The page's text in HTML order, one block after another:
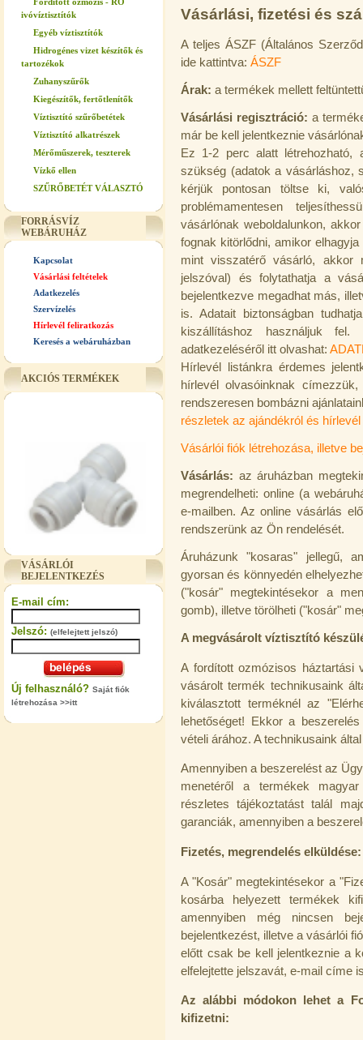
ivóvíztisztítók
Egyéb víztisztítók
Hidrogénes vizet készítők és
tartozékok
Zuhanyszűrők
Kiegészítők, fertőtlenítők
Víztisztító szűrőbetétek
Víztisztító alkatrészek
Mérőműszerek, teszterek
Vízkő ellen
SZŰRŐBETÉT VÁLASZTÓ
FORRÁSVÍZ
WEBÁRUHÁZ
Kapcsolat
Vásárlási feltételek
Adatkezelés
Szervízelés
Hírlevél feliratkozás
Keresés a webáruházban
AKCIÓS TERMÉKEK
Quick
360,-Ft
---------
VÁSÁRLÓI
BEJELENTKEZÉS
E-mail cím:
Jelszó: (elfelejtett jelszó)
Új felhasználó? Saját fiók
létrehozása >>itt
Vásárlási, fizetési és
A teljes ÁSZF (Általános
ide kattintva: ÁSZF
Árak: a termékek mellett
Vásárlási regisztráció: a
már be kell jelentkeznie
Ez 1-2 perc alatt létrehozható,
szükség (adatok a vásárláshoz,
kérjük pontosan töltse ki,
problémamentesen
vásárlónak weboldalunkon,
fognak kitörlődni, amikor
mint visszatérő vásárló,
jelszóval) és folytathatja a
bejelentkezve megadhat más,
is. Adatait biztonságban
kiszállításhoz használjuk
adatkezeléséről itt olvashat:
Hírlevél listánkra érdemes
hírlevél olvasóinknak
rendszeresen bombázni
részletek az ajándékról és
Vásárlói fiók létrehozása, illetve
Vásárlás: az áruházban
megrendelheti: online (a
e-mailben. Az online vásárlás
rendszerünk az Ön rendelését.
Áruházunk "kosaras" jellegű,
gyorsan és könnyedén
("kosár" megtekintésekor a
gomb), illetve törölheti ("kosár"
A megvásárolt víztisztító
A fordított ozmózisos háztartási
vásárolt termék technikusaink
kiválasztott terméknél az
lehetőséget! Ekkor a
vételi árához. A technikusaink
Amennyiben a beszerelést az
menetéről a termékek magyar
részletes tájékoztatást talál
garanciák, amennyiben a
Fizetés, megrendelés elküldése:
A "Kosár" megtekintésekor a
kosárba helyezett termékek
amennyiben még nincsen
bejelentkezést, illetve a vásárlói
előtt csak be kell jelentkeznie a
elfelejtette jelszavát, e-mail címe
Az alábbi módokon lehet a
kifizetni: